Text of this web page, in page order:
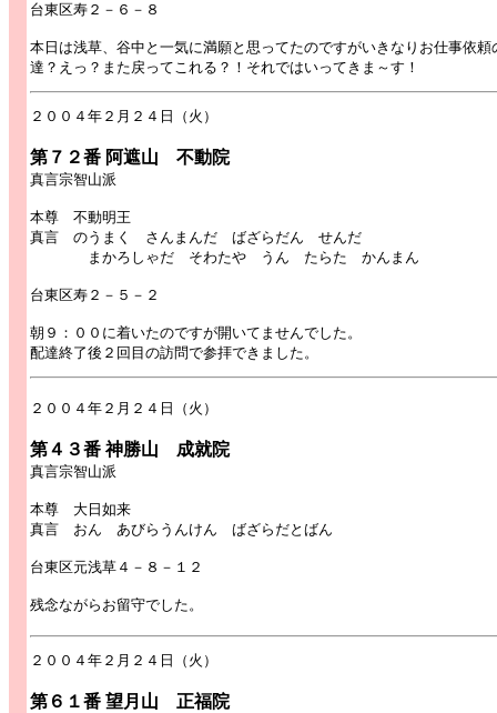
台東区寿２－６－８
本日は浅草、谷中と一気に満願と思ってたのですがいきなりお仕事依
達？えっ？また戻ってこれる？！それではいってきま～す！
２００４年２月２４日（火）
第７２番 阿遮山 不動院
真言宗智山派
本尊 不動明王
真言 のうまく さんまんだ ばざらだん せんだ
まかろしゃだ そわたや うん たらた かんまん
台東区寿２－５－２
朝９：００に着いたのですが開いてませんでした。
配達終了後２回目の訪問で参拝できました。
２００４年２月２４日（火）
第４３番 神勝山 成就院
真言宗智山派
本尊 大日如来
真言 おん あびらうんけん ばざらだとばん
台東区元浅草４－８－１２
残念ながらお留守でした。
２００４年２月２４日（火）
第６１番 望月山 正福院